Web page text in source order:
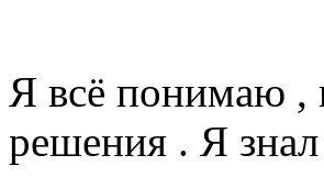
Я всё понимаю ,
решения . Я